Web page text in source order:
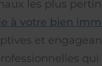
les plus
à votre bien
et